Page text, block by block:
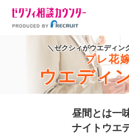
＼ゼクシィがウエディン
プレ花
ウエディ
昼間とは一
ナイトウエ